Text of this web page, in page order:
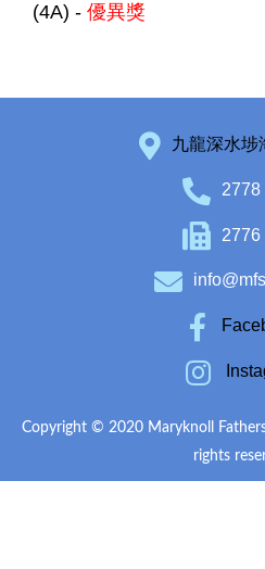
(4A) - 優異獎
九龍深水埗
2778
2776
Copyright © 2020 Maryknoll
rights